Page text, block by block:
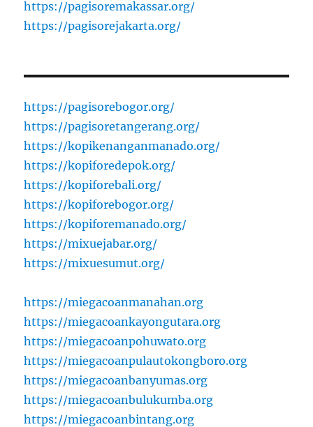
https://pagisoremakassar.org/
https://pagisorejakarta.org/
https://pagisorebogor.org/
https://pagisoretangerang.org/
https://kopikenanganmanado.org/
https://kopiforedepok.org/
https://kopiforebali.org/
https://kopiforebogor.org/
https://kopiforemanado.org/
https://mixuejabar.org/
https://mixuesumut.org/
https://miegacoanmanahan.org
https://miegacoankayongutara.org
https://miegacoanpohuwato.org
https://miegacoanpulautokongboro.org
https://miegacoanbanyumas.org
https://miegacoanbulukumba.org
https://miegacoanbintang.org